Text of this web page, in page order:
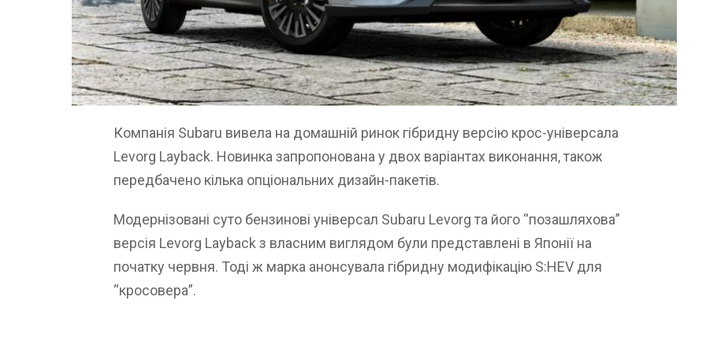
Компанія Subaru вивела на домашній ринок гібридну версію крос-універсала
Levorg Layback. Новинка запропонована у двох варіантах виконання, також
передбачено кілька опціональних дизайн-пакетів.
Модернізовані суто бензинові універсал Subaru Levorg та його “позашляхова”
версія Levorg Layback з власним виглядом були представлені в Японії на
початку червня. Тоді ж марка анонсувала гібридну модифікацію S:HEV для
“кросовера”.